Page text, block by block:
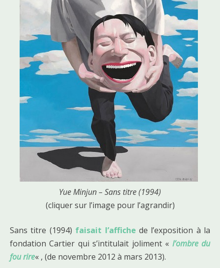
Yue Minjun – Sans titre (1994)
(cliquer sur l’image pour l’agrandir)
Sans titre (1994) faisait l’affiche de l’exposition à la
fondation Cartier qui s’intitulait joliment « l’ombre du
fou rire« , (de novembre 2012 à mars 2013).